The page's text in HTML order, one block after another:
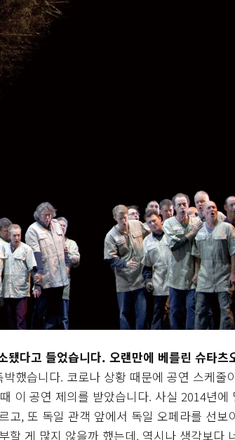
다고 들었습니다. 오랜만에 베를린 슈타츠
했습니다. 코로나 상황 때문에 공연 스케줄
이 공연 제의를 받았습니다. 사실 2014년에
고, 또 독일 관객 앞에서 독일 오페라를 선보
할 게 많지 않을까 했는데, 역시나 생각보다